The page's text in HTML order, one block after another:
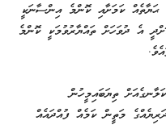
ޙަޔާތެއް ކަމަށާއި ކޮންމެ އިންސާނަކީ
އެ ދުވަހަށް ތައްޔާރުވުމަކީ ކޮންމެ
ތިޔަބައިމީހުން
މަތީން ކަމެއް ފުއްދައެއް